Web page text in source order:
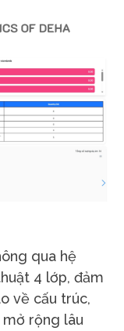
qua hệ
4 lớp, đảm
về cấu trúc,
mở rộng lâu